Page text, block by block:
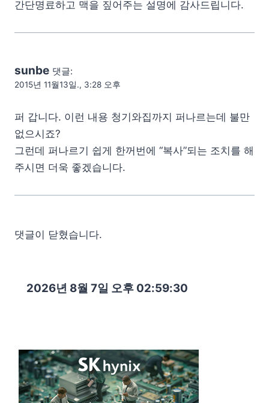
간단명료하고 맥을 짚어주는 설명에 감사드립니다.
sunbe 댓글:
2015년 11월13일., 3:28 오후
퍼 갑니다. 이런 내용 청기와집까지 퍼나르는데 불만
없으시죠?
그런데 퍼나르기 쉽게 한꺼번에 “복사”되는 조치를 해
주시면 더욱 좋겠습니다.
댓글이 닫혔습니다.
2026년 8월 7일 오후 02:59:31